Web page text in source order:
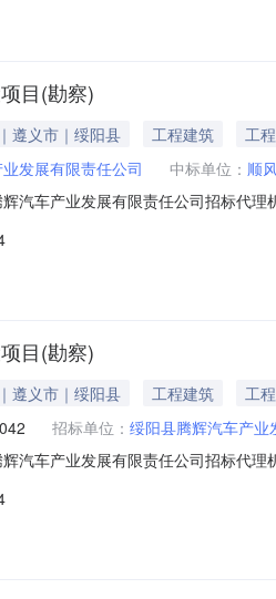
目(勘察)
遵义市｜绥阳县 工程建筑
工程
发展有限责任公司 中标单位： 顺
汽车产业发展有限责任公司招标代
目名称：绥阳县考训一体化建设项目
目(勘察)
遵义市｜绥阳县 工程建筑
工程
招标单位： 绥阳县腾辉汽车产业
汽车产业发展有限责任公司招标代
称：绥阳县考训一体化建设项目(勘